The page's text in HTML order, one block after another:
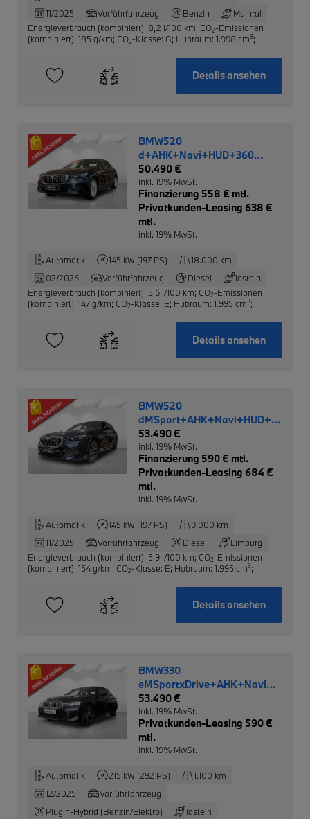
11/2025
Vorführfahrzeug Benzin
Maintal
Energieverbrauch (kombiniert): 8,2 l/100 km; CO2-Emissionen
(kombiniert): 185 g/km; CO2-Klasse: G; Hubraum: 1.998 cm3;
Details ansehen
BMW520
d+AHK+Navi+HUD+360
Kamera+Leder NP 73.510,-
50.490 €
inkl. 19% MwSt.
Finanzierung 558 € mtl.
Privatkunden-Leasing 638 €
mtl.
inkl. 19% MwSt.
Automatik 145 kW (197 PS)
18.000 km
02/2026
Vorführfahrzeug Diesel
Idstein
Energieverbrauch (kombiniert): 5,6 l/100 km; CO2-Emissionen
(kombiniert): 147 g/km; CO2-Klasse: E; Hubraum: 1.995 cm3;
Details ansehen
BMW520
NP 77.140,-
53.490 €
inkl. 19% MwSt.
Finanzierung 590 € mtl.
Privatkunden-Leasing 684 €
mtl.
inkl. 19% MwSt.
Automatik 145 kW (197 PS)
9.000 km
11/2025
Vorführfahrzeug Diesel
Limburg
Energieverbrauch (kombiniert): 5,9 l/100 km; CO2-Emissionen
(kombiniert): 154 g/km; CO2-Klasse: E; Hubraum: 1.995 cm3;
Details ansehen
BMW330
NP 79.790,-
53.490 €
inkl. 19% MwSt.
Privatkunden-Leasing 590 €
mtl.
inkl. 19% MwSt.
Automatik 215 kW (292 PS)
1.100 km
12/2025
Vorführfahrzeug
Plugin-Hybrid (Benzin/Elektro)
Idstein